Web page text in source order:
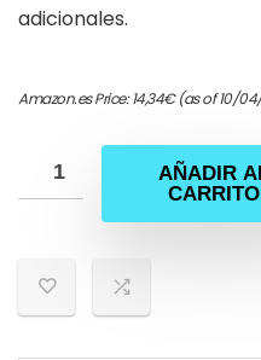
adicionales.
Amazon.es Price:14,34€(as of 10/
AÑADIR
CARRITO